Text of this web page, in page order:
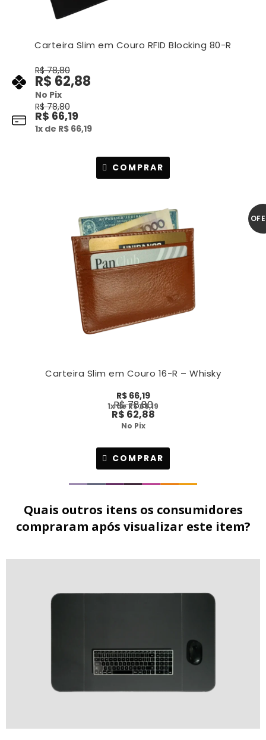
Carteira Slim em Couro RFID Blocking 80-R
R$78,80
R$ 66,19
1x de R$ 66,19
R$78,80
R$ 62,88
No Pix
COMPRAR
Carteira Slim em Couro 16-R – Whisky
R$78,80
R$ 62,88
No Pix
R$66,19
1x deR$66,19
COMPRAR
Quais outros itens os consumidores
compraram após visualizar este item?